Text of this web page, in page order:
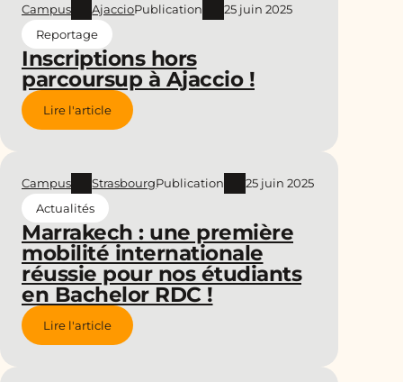
Inscriptions hors
parcoursup à Ajaccio !
Campus AjaccioPublication
25 juin 2025
Reportage
Lire l'article
Marrakech : une première
mobilité internationale
réussie pour nos étudiants
en Bachelor RDC !
Campus StrasbourgPublication
25 juin 2025
Actualités
Lire l'article